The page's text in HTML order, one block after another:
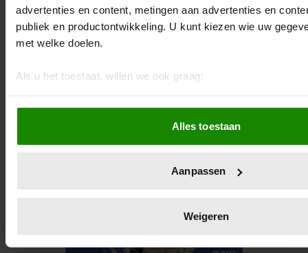
advertenties en content, metingen aan advertenties en
publiek en productontwikkeling. U kunt kiezen wie uw
met welke doelen.
Als u het toestaat, willen we ook graag:
meter nauwkeurig kan zijn
Uw apparaat identificeren door het actief te scannen
eigenschappen (fingerprinting)
in. U kunt uw
functies voor social media te bieden en om ons
Alles toestaan
Aanpassen
Weigeren